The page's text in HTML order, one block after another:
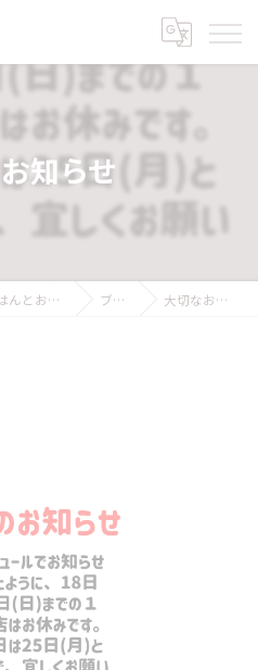
知らせ
福岡県大牟田市の弁当ならごはんとおかず みけ猫屋 ブログ 大切なお知らせ